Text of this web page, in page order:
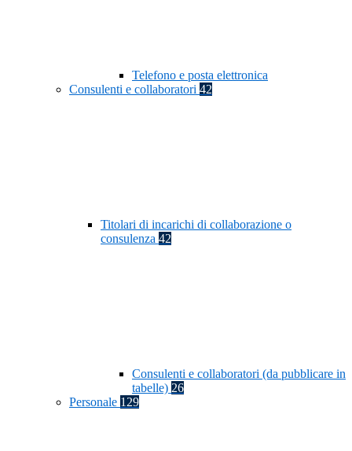
Telefono e posta elettronica
Consulenti e collaboratori 42
Titolari di incarichi di collaborazione o
consulenza 42
Consulenti e collaboratori (da pubblicare in
tabelle) 26
Personale 129